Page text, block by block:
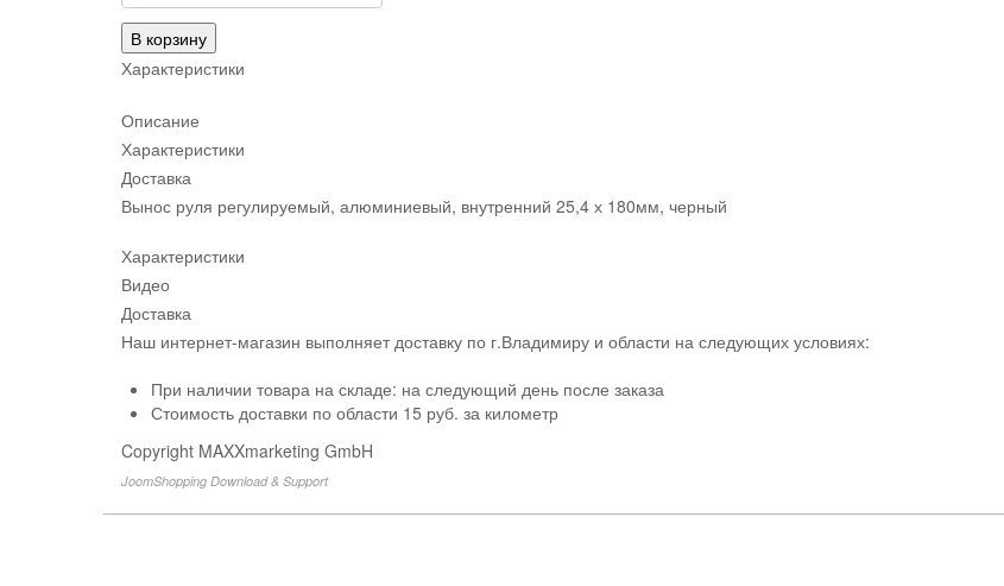
В корзину
Характеристики
Описание
Характеристики
Доставка
Вынос руля регулируемый, алюминиевый, внутренний 25,4 х 180мм, черный
Характеристики
Видео
Доставка
Наш интернет-магазин выполняет доставку по г.Владимиру и области на следующих условиях:
При наличии товара на складе: на следующий день после заказа
Стоимость доставки по области 15 руб. за километр
Copyright MAXXmarketing GmbH
JoomShopping Download & Support